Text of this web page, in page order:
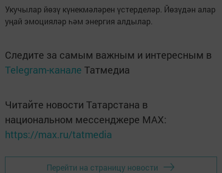
Укучылар йөзү күнекмәләрен үстерделәр. Йөзүдән алар
уңай эмоцияләр һәм энергия алдылар.
Следите за самым важным и интересным в
Telegram-канале Татмедиа
Читайте новости Татарстана в
национальном мессенджере MАХ:
https://max.ru/tatmedia
Перейти на страницу новости